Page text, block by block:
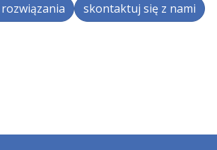
skontaktuj się z nami